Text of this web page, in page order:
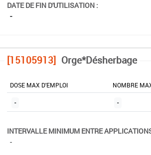
DATE DE FIN D'UTILISATION :
-
[15105913] Orge*Désherbage
DOSE MAX D'EMPLOI NOMBRE
- -
INTERVALLE MINIMUM ENTRE
-